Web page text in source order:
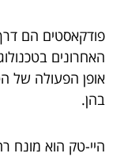
פודקאסטים הם
האחרונים
אופן הפעולה של
בהן.
היי-טק הוא מונח